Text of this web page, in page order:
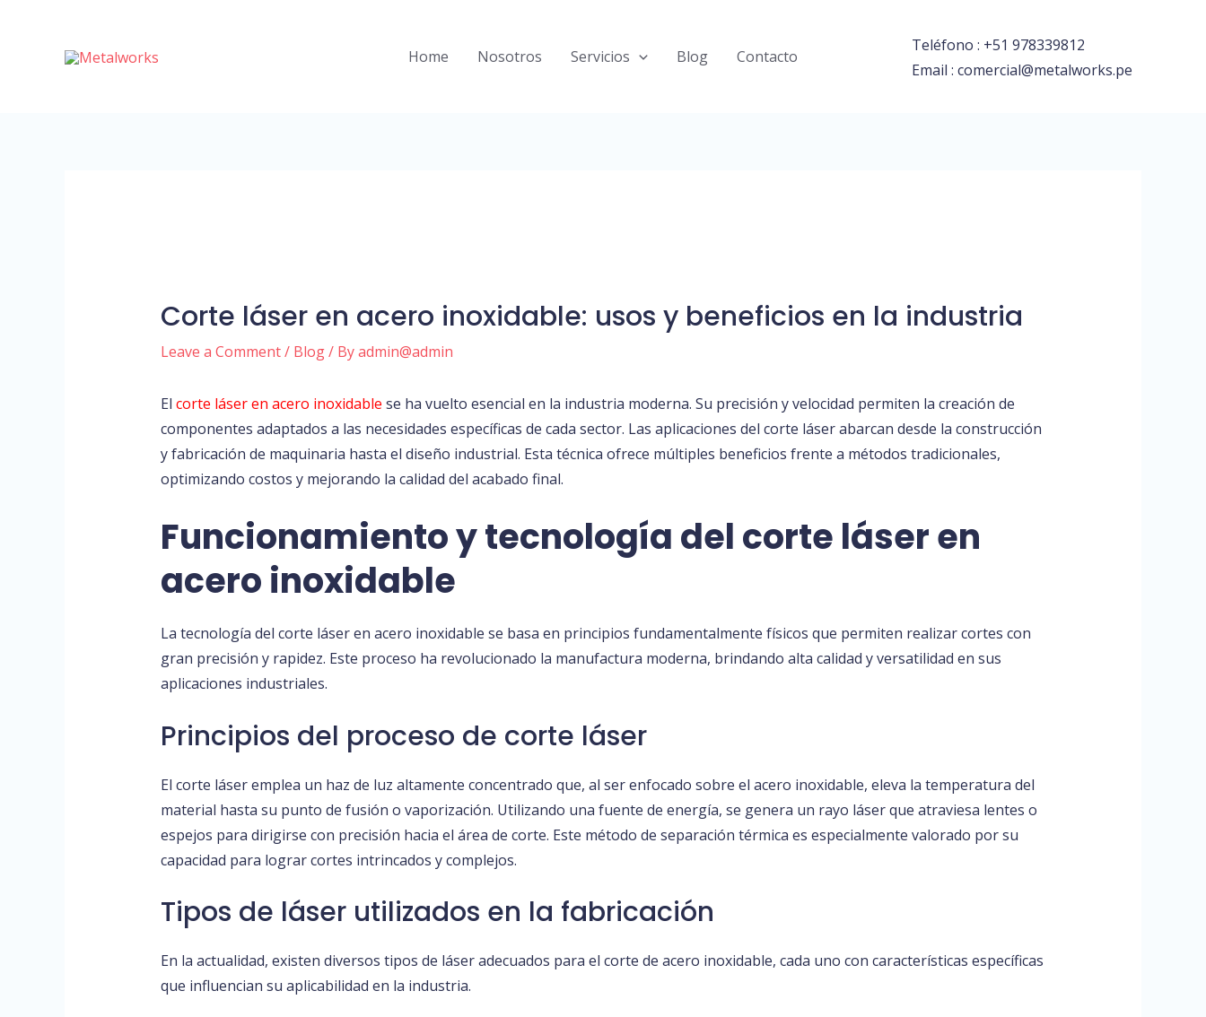
Home Nosotros Servicios Blog Contacto
Teléfono : +51 978339812
Email : comercial@metalworks.pe
Corte láser en acero inoxidable: usos y beneficios en la industria
Leave a Comment/ Blog/ Byadmin@admin
El corte láser en acero inoxidable se ha vuelto esencial en la industria moderna. Su precisión y velocidad permiten la creación de
componentes adaptados a las necesidades específicas de cada sector. Las aplicaciones del corte láser abarcan desde la construcción
y fabricación de maquinaria hasta el diseño industrial. Esta técnica ofrece múltiples beneficios frente a métodos tradicionales,
optimizando costos y mejorando la calidad del acabado final.
Funcionamiento y tecnología del corte láser en
acero inoxidable
La tecnología del corte láser en acero inoxidable se basa en principios fundamentalmente físicos que permiten realizar cortes con
gran precisión y rapidez. Este proceso ha revolucionado la manufactura moderna, brindando alta calidad y versatilidad en sus
aplicaciones industriales.
Principios del proceso de corte láser
El corte láser emplea un haz de luz altamente concentrado que, al ser enfocado sobre el acero inoxidable, eleva la temperatura del
material hasta su punto de fusión o vaporización. Utilizando una fuente de energía, se genera un rayo láser que atraviesa lentes o
espejos para dirigirse con precisión hacia el área de corte. Este método de separación térmica es especialmente valorado por su
capacidad para lograr cortes intrincados y complejos.
Tipos de láser utilizados en la fabricación
En la actualidad, existen diversos tipos de láser adecuados para el corte de acero inoxidable, cada uno con características específicas
que influencian su aplicabilidad en la industria.